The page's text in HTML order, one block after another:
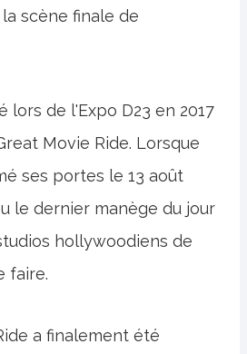
scène finale de
lors de l'Expo D23 en 2017
Movie Ride. Lorsque
ses portes le 13 août
le dernier manège du jour
hollywoodiens de
faire.
a finalement été